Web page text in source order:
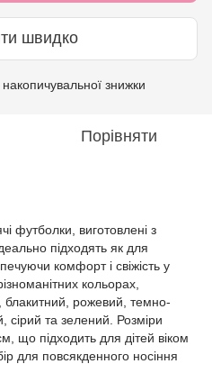
швидко
знижки
Порівняти
футболки, виготовлені з
підходять як для
комфорт і свіжість у
кольорах,
рожевий, темно-
сірий та зелений. Розміри
що підходить для дітей віком
для повсякденного носіння